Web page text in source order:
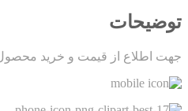
توضیحات
جهت اطلاع از قیمت و خرید محصول